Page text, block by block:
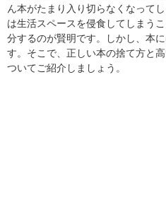
ん本がたまり入り切らなくなって
は生活スペースを侵食してしまう
分するのが賢明です。しかし、本
す。そこで、正しい本の捨て方と
ついてご紹介しましょう。